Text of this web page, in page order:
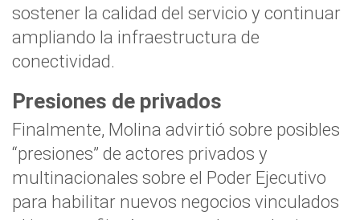
sostener la calidad del servicio y continuar
ampliando la infraestructura de
conectividad.
Presiones de privados
Finalmente, Molina advirtió sobre posibles
“presiones” de actores privados y
multinacionales sobre el Poder Ejecutivo
para habilitar nuevos negocios vinculados